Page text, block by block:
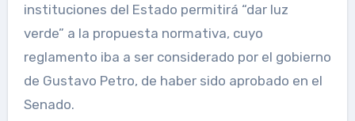
instituciones del Estado permitirá “dar luz
verde” a la propuesta normativa, cuyo
reglamento iba a ser considerado por el gobierno
de Gustavo Petro, de haber sido aprobado en el
Senado.